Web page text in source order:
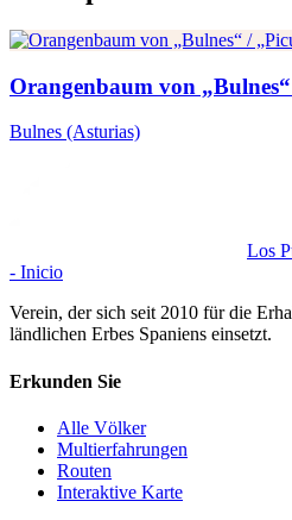
Orangenbaum von
Bulnes (Asturias)
Los
- Inicio
Verein, der sich seit 2010 für die
ländlichen Erbes Spaniens einsetzt.
Erkunden Sie
Alle Völker
Multierfahrungen
Routen
Interaktive Karte